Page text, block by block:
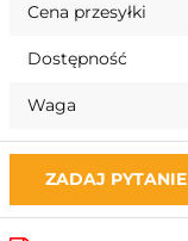
Cena przesyłki
Dostępność
Waga
ZADAJ PYTANIE